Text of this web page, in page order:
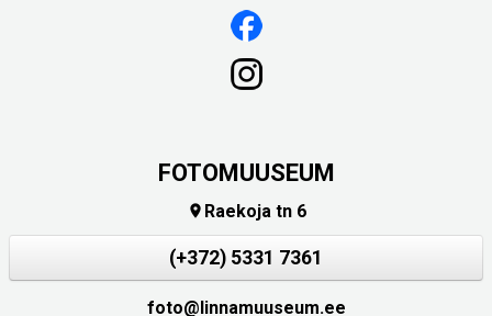
FOTOMUUSEUM
 Raekoja tn 6
(+372) 5331 7361
foto@linnamuuseum.ee